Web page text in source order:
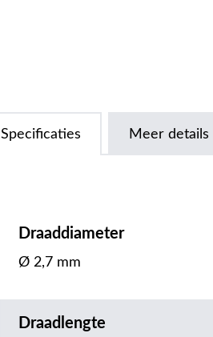
Specificaties Meer details
Draaddiameter
Ø 2,7 mm
Draadlengte